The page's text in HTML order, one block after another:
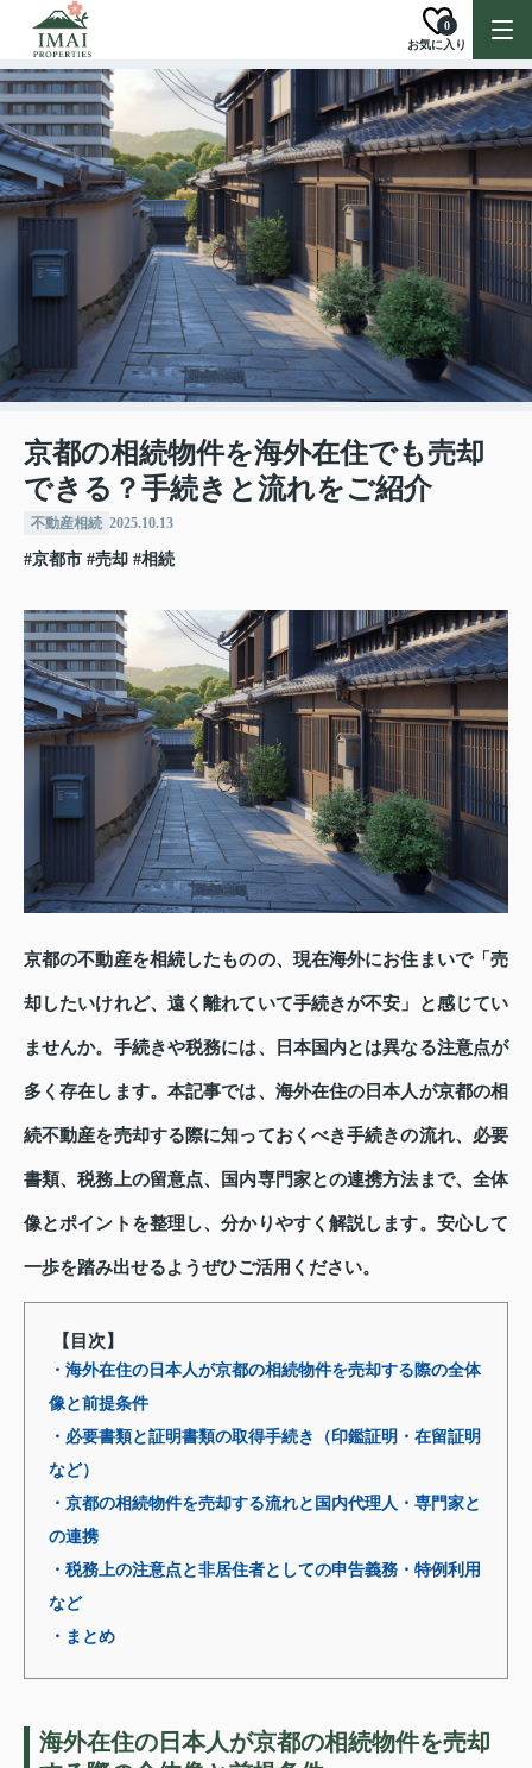
お気に入り
0
京都の相続物件を海外在住でも売却
できる？手続きと流れをご紹介
不動産相続 2025.10.13
#京都市 #売却 #相続
京都の不動産を相続したものの、現在海外にお住まいで「売
却したいけれど、遠く離れていて手続きが不安」と感じてい
ませんか。手続きや税務には、日本国内とは異なる注意点が
多く存在します。本記事では、海外在住の日本人が京都の相
続不動産を売却する際に知っておくべき手続きの流れ、必要
書類、税務上の留意点、国内専門家との連携方法まで、全体
像とポイントを整理し、分かりやすく解説します。安心して
一歩を踏み出せるようぜひご活用ください。
【目次】
・海外在住の日本人が京都の相続物件を売却する際の全体
像と前提条件
・必要書類と証明書類の取得手続き（印鑑証明・在留証明
など）
・京都の相続物件を売却する流れと国内代理人・専門家と
の連携
・税務上の注意点と非居住者としての申告義務・特例利用
など
・まとめ
海外在住の日本人が京都の相続物件を売却